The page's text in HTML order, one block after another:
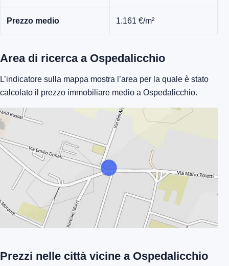
Prezzo medio 1.161 €/m²
Area di ricerca a Ospedalicchio
L’indicatore sulla mappa mostra l’area per la quale è stato
calcolato il prezzo immobiliare medio a Ospedalicchio.
Prezzi nelle città vicine a Ospedalicchio